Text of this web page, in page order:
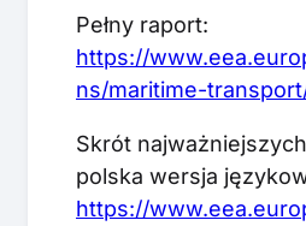
Pełny raport:
https://
ns/maritime-
Skrót
polska wersja
https://